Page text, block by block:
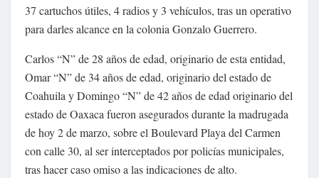
37 cartuchos útiles, 4 radios y 3 vehículos, tras un operativo
para darles alcance en la colonia Gonzalo Guerrero.
Carlos “N” de 28 años de edad, originario de esta entidad,
Omar “N” de 34 años de edad, originario del estado de
Coahuila y Domingo “N” de 42 años de edad originario del
estado de Oaxaca fueron asegurados durante la madrugada
de hoy 2 de marzo, sobre el Boulevard Playa del Carmen
con calle 30, al ser interceptados por policías municipales,
tras hacer caso omiso a las indicaciones de alto.